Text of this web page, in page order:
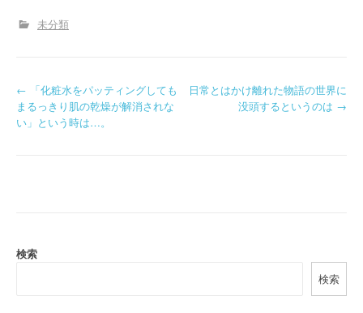
未分類
P
o
a
← 「化粧水をパッティングしても
まるっきり肌の乾燥が解消されな
い」という時は…。
日常とはかけ離れた物語の世界に
没頭するというのは →
検索
検索